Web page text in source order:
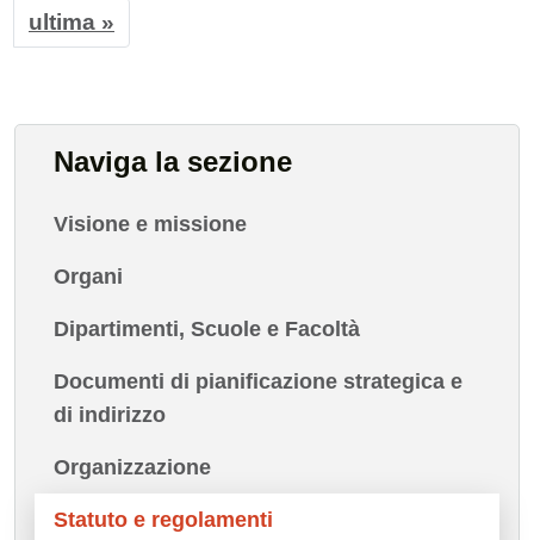
ultima »
Naviga la sezione
Visione e missione
Organi
Dipartimenti, Scuole e Facoltà
Documenti di pianificazione strategica e
di indirizzo
Organizzazione
Statuto e regolamenti